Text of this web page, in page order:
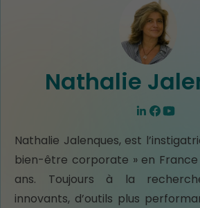
Nathalie
Nathalie Jalenques, est
bien-être corporate » en France
ans. Toujours à la
innovants, d’outils plus